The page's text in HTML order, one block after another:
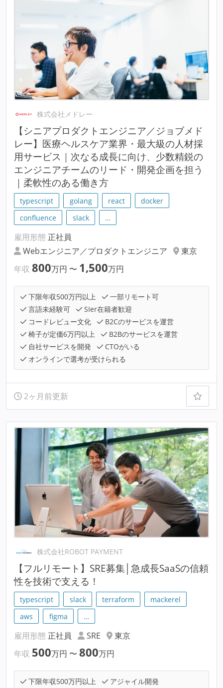
株式会社メドレー
【シニアプロダクトエンジニア／ジョブメド
レー】医療ヘルスケア業界・最大級の人材採
用サービス｜次なる成長に向け、少数精鋭の
エンジニアチームのリード・開発企画を担う
｜柔軟性のある働き方
typescript golang react
docker
confluence
slack …
雇用形態 正社員
Webエンジニア／プロダクトエンジニア
東京
年収 800万円 〜 1,500万円
下限年収500万円以上
一部リモート可
言語未経験可
SIer在籍者歓迎
コードレビュー文化
B2Cのサービスを運営
椅子が定価6万円以上
B2Bのサービスを運営
自社サービスを開発
CTOがいる
オンラインで選考が受けられる
2ヶ月前更新
株式会社ROBOT PAYMENT
【フルリモート】SRE募集│急成長SaaSの信頼
性を技術で支える！
typescript slack terraform
mackerel
aws
figma …
雇用形態 正社員 SRE
東京
年収 500万円 〜 800万円
下限年収500万円以上
アジャイル開発